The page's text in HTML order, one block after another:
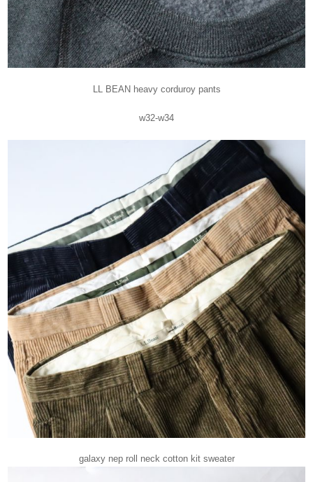
LL BEAN heavy corduroy pants
w32-w34
galaxy nep roll neck cotton kit sweater